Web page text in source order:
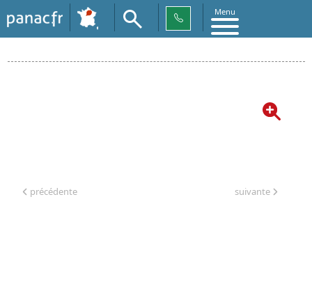
Menu
précédente suivante